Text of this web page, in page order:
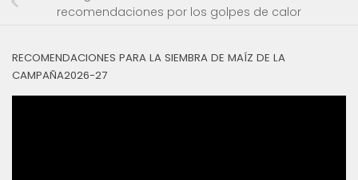
recomendaciones por los golpes de calor
RECOMENDACIONES PARA LA SIEMBRA DE MAÍZ DE LA
CAMPAÑA2026-27